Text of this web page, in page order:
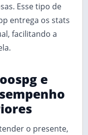
Esse tipo de
entrega os stats
facilitando a
e
o presente,